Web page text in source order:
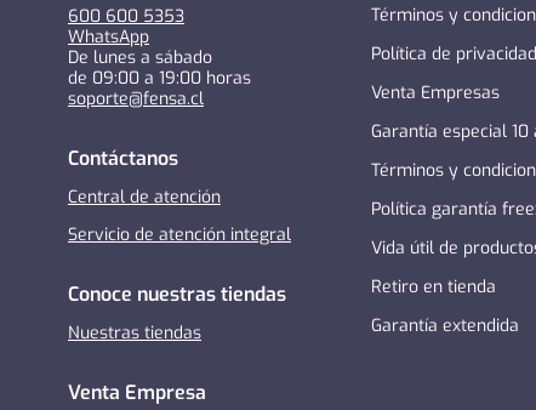
600 600 5353
WhatsApp
De lunes a sábado
de 09:00 a 19:00 horas
soporte@fensa.cl
Contáctanos
Central de atención
Servicio de atención integral
Conoce nuestras tiendas
Nuestras tiendas
Venta Empresa
Términos y
Política de privacidad
Venta Empresas
Garantía especial 10
Términos y
Política garantía
Vida útil de
Retiro en tienda
Garantía extendida